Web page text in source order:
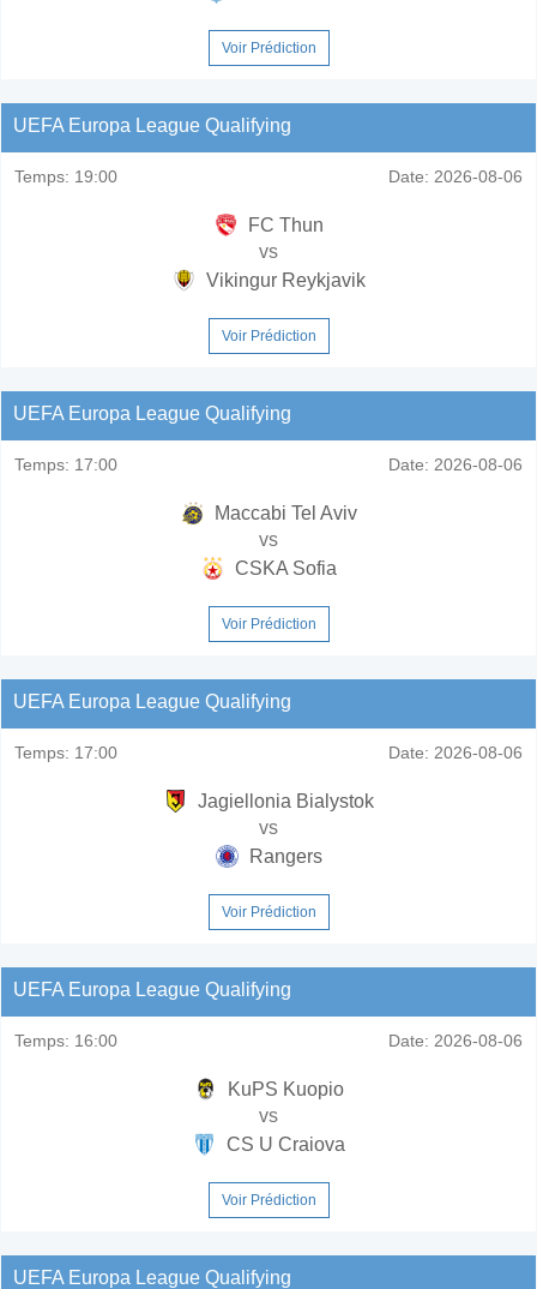
Voir Prédiction
UEFA Europa League Qualifying
Temps: 19:00 Date: 2026-08-06
FC Thun
vs
Vikingur Reykjavik
Voir Prédiction
UEFA Europa League Qualifying
Temps: 17:00 Date: 2026-08-06
Maccabi Tel Aviv
vs
CSKA Sofia
Voir Prédiction
UEFA Europa League Qualifying
Temps: 17:00 Date: 2026-08-06
Jagiellonia Bialystok
vs
Rangers
Voir Prédiction
UEFA Europa League Qualifying
Temps: 16:00 Date: 2026-08-06
KuPS Kuopio
vs
CS U Craiova
Voir Prédiction
UEFA Europa League Qualifying